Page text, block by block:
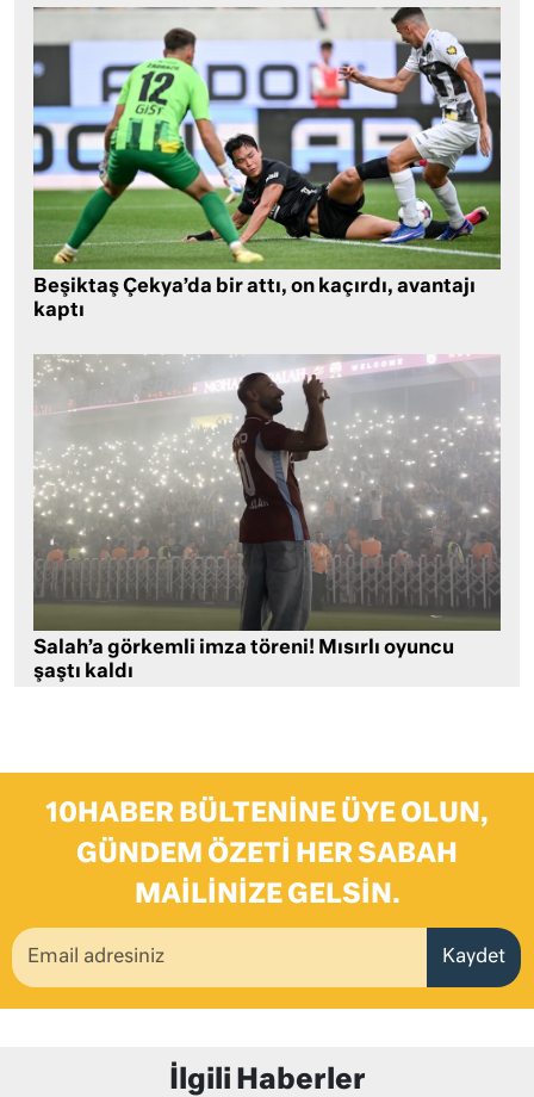
Beşiktaş Çekya’da bir attı, on kaçırdı, avantajı
kaptı
Salah’a görkemli imza töreni! Mısırlı oyuncu
şaştı kaldı
10HABER BÜLTENINE ÜYE OLUN,
GÜNDEM ÖZETI HER SABAH
MAILINIZE GELSIN.
Kaydet
İlgili Haberler